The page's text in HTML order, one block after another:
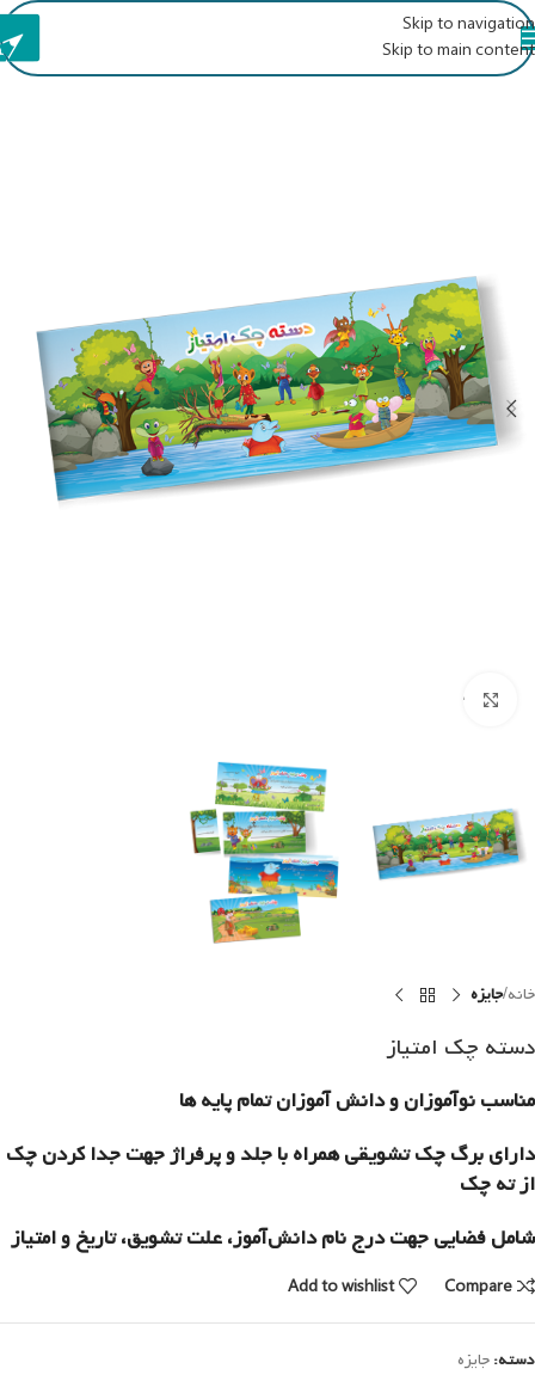
Skip to navigation
Skip to main content
Click to enlarge
خانه جایزه
دسته چک امتیاز
مناسب نوآموزان و دانش آموزان تمام پایه ها
دارای برگ چک تشویقی همراه با جلد و پرفراژ جهت جدا کردن چک
از ته چک
شامل فضایی جهت درج نام دانش‌آموز، علت تشویق، تاریخ و امتیاز
Compare
Add to wishlist
دسته:جایزه